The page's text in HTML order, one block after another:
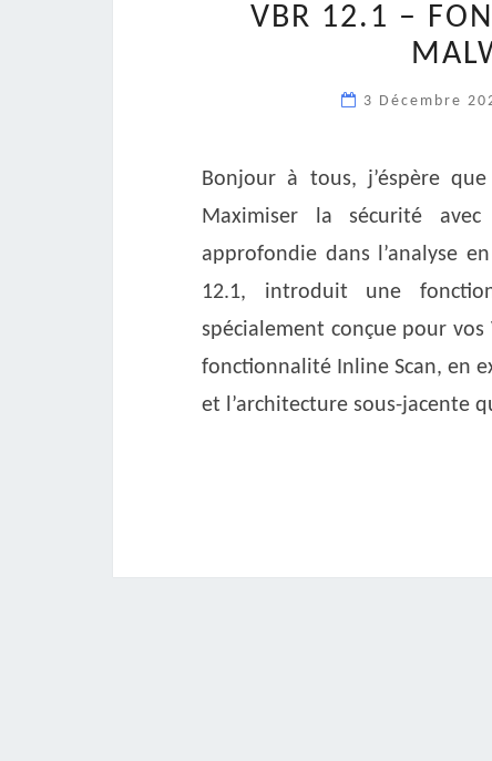
VBR 12.1 –
3 Décembre
Bonjour à tous, j’éspère
Maximiser la sécurité
approfondie dans l’analyse
12.1, introduit une
spécialement conçue pour
fonctionnalité Inline Scan, en
et l’architecture sous-jacente